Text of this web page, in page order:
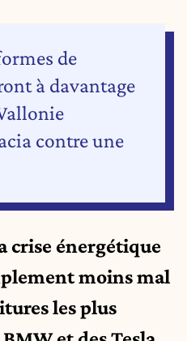
de
à davantage
contre une
crise énergétique
moins mal
les plus